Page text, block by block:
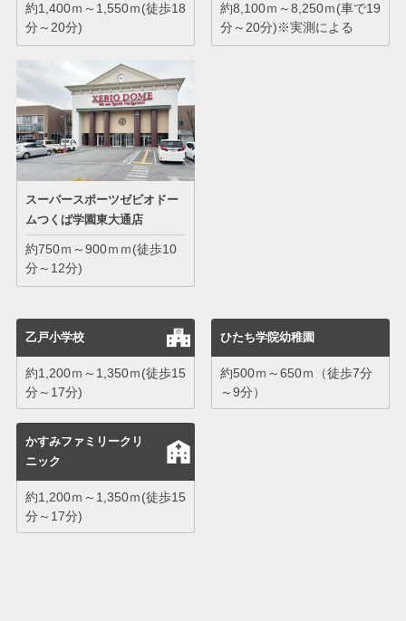
約1,400ｍ～1,550ｍ(徒歩18
分～20分)
約8,100ｍ～8,250ｍ(車で19
分～20分)※実測による
スーパースポーツゼビオドー
ムつくば学園東大通店
約750ｍ～900ｍｍ(徒歩10
分～12分)
乙戸小学校
約1,200ｍ～1,350ｍ(徒歩15
分～17分)
ひたち学院幼稚園
約500ｍ～650ｍ（徒歩7分
～9分）
かすみファミリークリ
ニック
約1,200ｍ～1,350ｍ(徒歩15
分～17分)